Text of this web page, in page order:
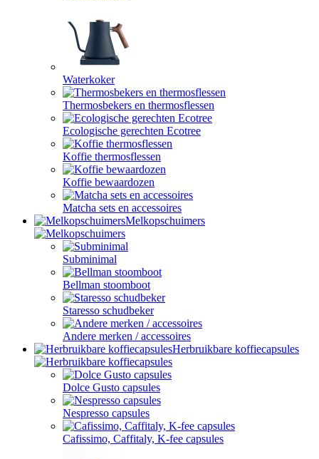
Waterkoker
Thermosbekers en thermosflessen
Ecologische gerechten Ecotree
Koffie thermosflessen
Koffie bewaardozen
Matcha sets en accessoires
Melkopschuimers
Subminimal
Bellman stoomboot
Staresso schudbeker
Andere merken / accessoires
Herbruikbare koffiecapsules
Dolce Gusto capsules
Nespresso capsules
Cafissimo, Caffitaly, K-fee capsules